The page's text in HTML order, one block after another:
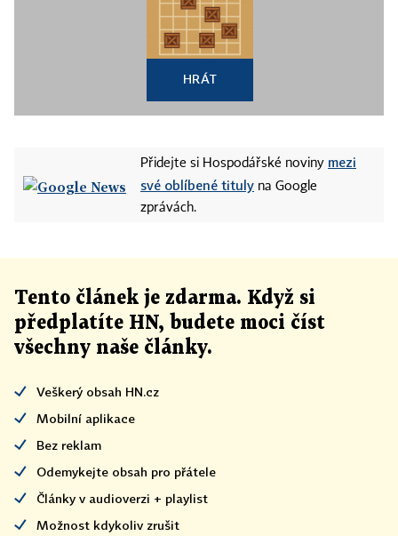
HRÁT
Přidejte si Hospodářské noviny mezi
své oblíbené tituly na Google
zprávách.
Tento článek je zdarma. Když si
předplatíte HN, budete moci číst
všechny naše články.
Veškerý obsah HN.cz
Mobilní aplikace
Bez reklam
Odemykejte obsah pro přátele
Články v audioverzi + playlist
Možnost kdykoliv zrušit